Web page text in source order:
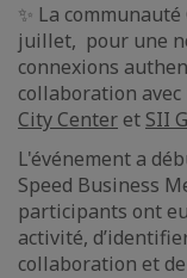
✨ La
juillet, pour une
connexions
collaboration
City Center et SII
L'événement a
Speed Business
participants ont
activité,
collaboration et